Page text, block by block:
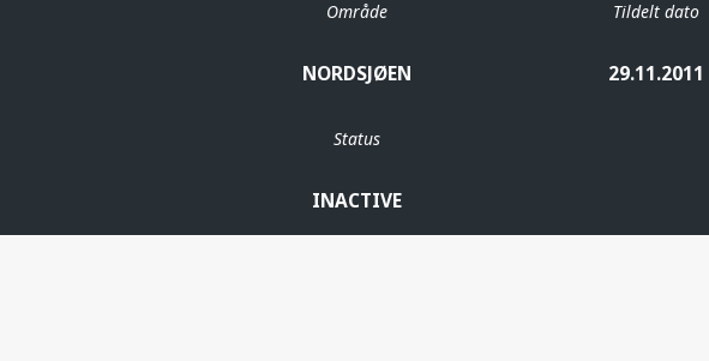
Område
NORDSJØEN
Tildelt dato
29.11.2011
Status
INACTIVE